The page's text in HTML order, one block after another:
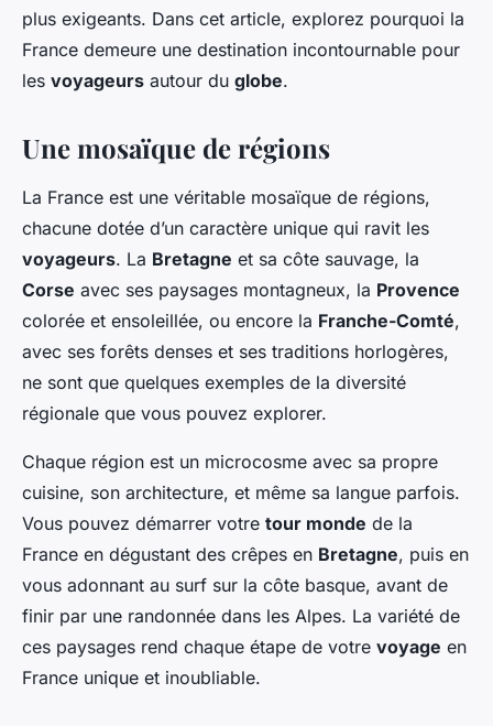
plus exigeants. Dans cet article, explorez pourquoi la
France demeure une destination incontournable pour
les voyageurs autour du globe.
Une mosaïque de régions
La France est une véritable mosaïque de régions,
chacune dotée d’un caractère unique qui ravit les
voyageurs. La Bretagne et sa côte sauvage, la
Corse avec ses paysages montagneux, la Provence
colorée et ensoleillée, ou encore la Franche-Comté,
avec ses forêts denses et ses traditions horlogères,
ne sont que quelques exemples de la diversité
régionale que vous pouvez explorer.
Chaque région est un microcosme avec sa propre
cuisine, son architecture, et même sa langue parfois.
Vous pouvez démarrer votre tour monde de la
France en dégustant des crêpes en Bretagne, puis en
vous adonnant au surf sur la côte basque, avant de
finir par une randonnée dans les Alpes. La variété de
ces paysages rend chaque étape de votre voyage en
France unique et inoubliable.